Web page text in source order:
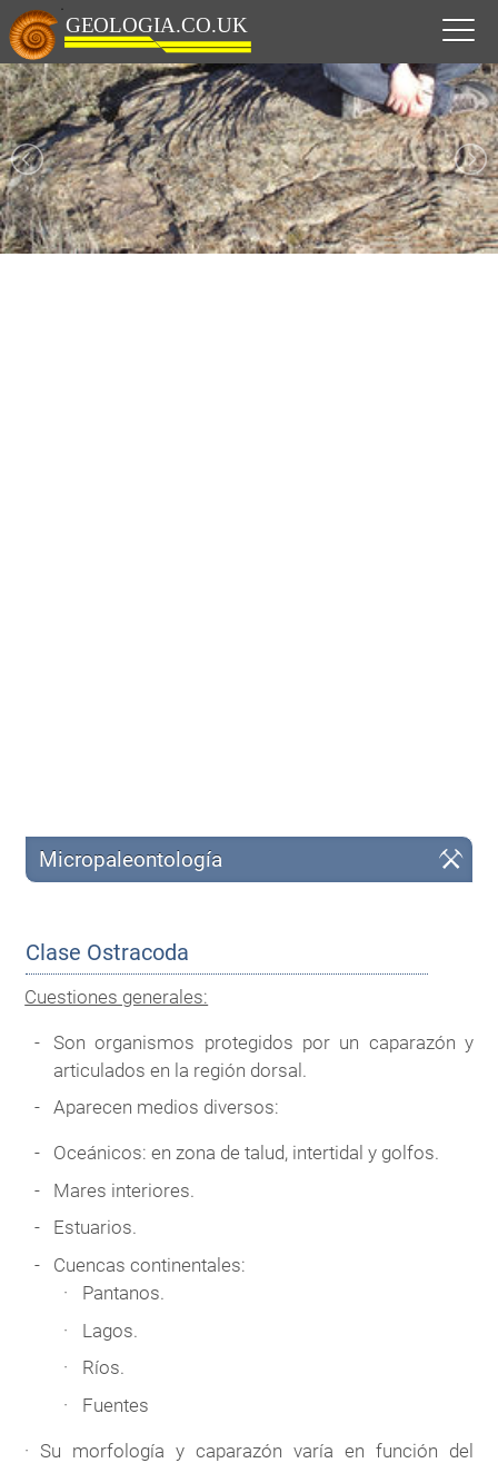
Micropaleontología
Clase Ostracoda
Cuestiones generales:
Son organismos protegidos por un caparazón y
articulados en la región dorsal.
Aparecen medios diversos:
Oceánicos: en zona de talud, intertidal y golfos.
Mares interiores.
Estuarios.
Cuencas continentales:
Pantanos.
Lagos.
Ríos.
Fuentes
· Su morfología y caparazón varía en función del